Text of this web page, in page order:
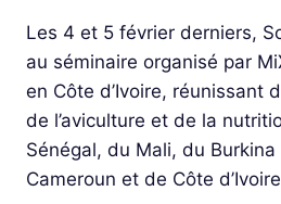
Les 4 et 5 février derniers,
au séminaire organisé par
en Côte d’Ivoire, réunissant
de l’aviculture et de la
Sénégal, du Mali, du
Cameroun et de Côte